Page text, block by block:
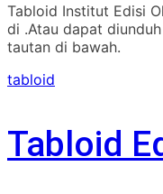
Tabloid Institut Edisi
di .Atau dapat
tautan di bawah.
tabloid
Tabloid